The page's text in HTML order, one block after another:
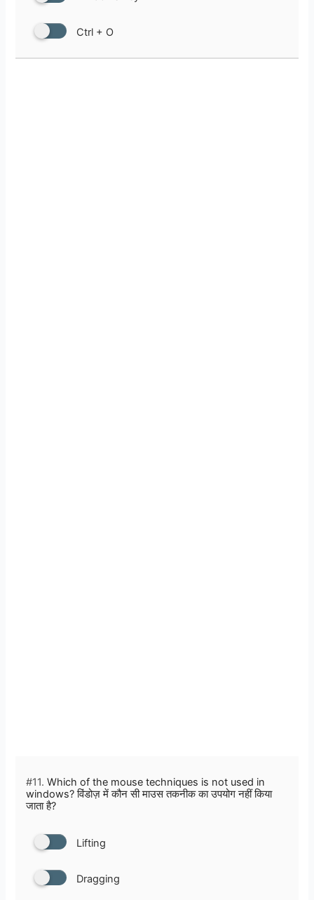
Ctrl + O
#11. Which of the mouse techniques is not used in
windows? विंडोज़ में कौन सी माउस तकनीक का उपयोग नहीं किया
जाता है?
Lifting
Dragging